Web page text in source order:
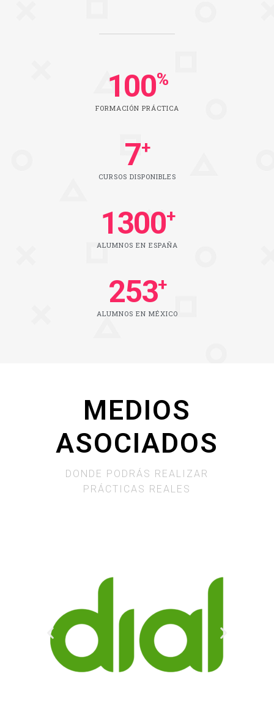
FORMACIÓN PRÁCTICA
100%
CURSOS DISPONIBLES
7+
ALUMNOS EN ESPAÑA
1300+
ALUMNOS EN MÉXICO
253+
MEDIOS
ASOCIADOS
DONDE PODRÁS REALIZAR
PRÁCTICAS REALES